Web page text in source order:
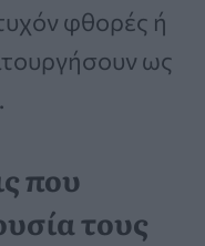
φθορές ή
ως
που
τους